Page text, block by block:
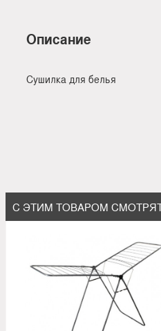
Описание
Сушилка для белья
С ЭТИМ ТОВАРОМ